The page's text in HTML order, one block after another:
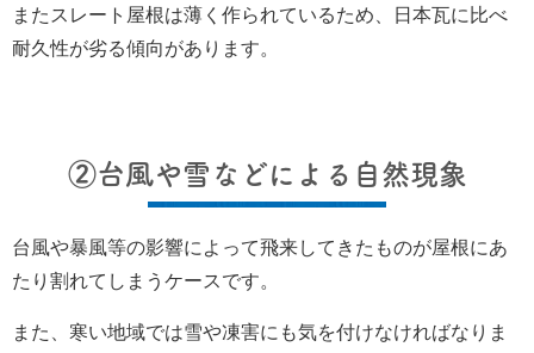
またスレート屋根は薄く作られているため、日本瓦に比べ
耐久性が劣る傾向があります。
②台風や雪などによる自然現象
台風や暴風等の影響によって飛来してきたものが屋根にあ
たり割れてしまうケースです。
また、寒い地域では雪や凍害にも気を付けなければなりま